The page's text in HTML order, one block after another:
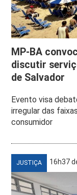
MP-BA
discutir
de Salvador
Evento visa
irregular das
consumidor
JUSTIÇA 16h37